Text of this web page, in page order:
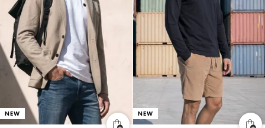
NEW NEW